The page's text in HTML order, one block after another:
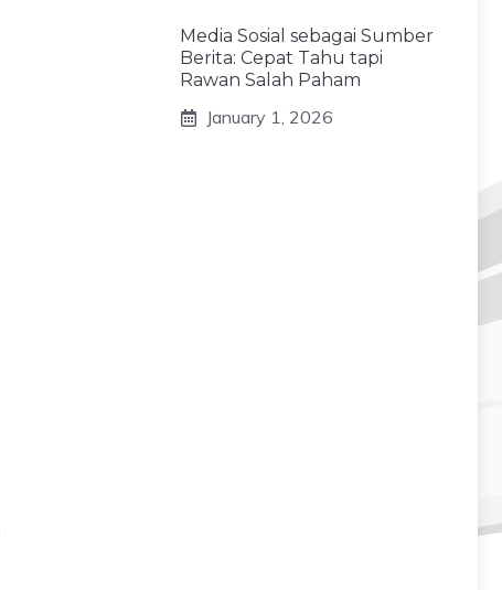
Media Sosial sebagai Sumber
Berita: Cepat Tahu tapi
Rawan Salah Paham
January 1, 2026